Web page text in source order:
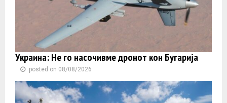
Украина: Не го насочивме дронот кон Бугарија
posted on 08/08/2026